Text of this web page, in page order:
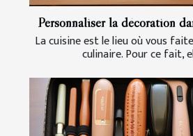
Personnaliser la décoration
La cuisine est le lieu où vous
culinaire. Pour ce fait,